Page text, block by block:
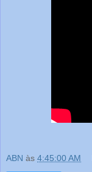
ABN às 4:45:00 AM